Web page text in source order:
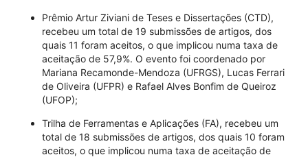
Prêmio Artur Ziviani de Teses e Dissertações (CTD),
recebeu um total de 19 submissões de artigos, dos
quais 11 foram aceitos, o que implicou numa taxa de
aceitação de 57,9%. O evento foi coordenado por
Mariana Recamonde-Mendoza (UFRGS), Lucas Ferrari
de Oliveira (UFPR) e Rafael Alves Bonfim de Queiroz
(UFOP);
Trilha de Ferramentas e Aplicações (FA), recebeu um
total de 18 submissões de artigos, dos quais 10 foram
aceitos, o que implicou numa taxa de aceitação de